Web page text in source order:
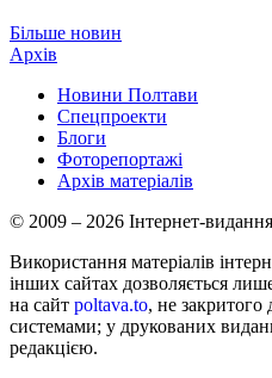
Більше новин
Архів
Новини Полтави
Спецпроекти
Блоги
Фоторепортажі
Архів матеріалів
© 2009 – 2026 Інтернет-
Використання матеріалів
інших сайтах дозволяється
на сайт poltava.to, не закритого
системами; у друкованих
редакцією.